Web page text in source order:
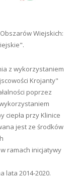
Wiejskich:
z wykorzystaniem
Krojanty"
poprzez
ciepła przy Klinice
jest ze środków
ramach inicjatywy
lata 2014-2020.